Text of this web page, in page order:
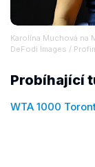
Karolína Muchová na
DeFodi Images /
Probíhající
WTA 1000